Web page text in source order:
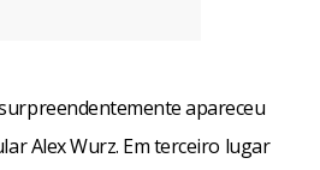
apareceu
Alex Wurz. Em terceiro lugar